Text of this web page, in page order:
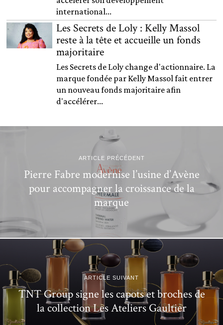
international...
Les Secrets de Loly : Kelly Massol
reste à la tête et accueille un fonds
majoritaire
Les Secrets de Loly change d'actionnaire. La
marque fondée par Kelly Massol fait entrer
un nouveau fonds majoritaire afin
d'accélérer...
ARTICLE PRÉCÉDENT
Pierre Fabre modernise l’usine d’Avène
pour accompagner la croissance de la
marque
ARTICLE SUIVANT
TNT Group signe les capots et broches de
la collection Les Ateliers Gaultier